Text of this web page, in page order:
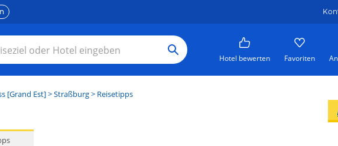
Hotel bewerten Favoriten
[Grand Est]>Straßburg> Reisetipps